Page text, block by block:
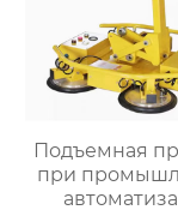
Подъемная
при